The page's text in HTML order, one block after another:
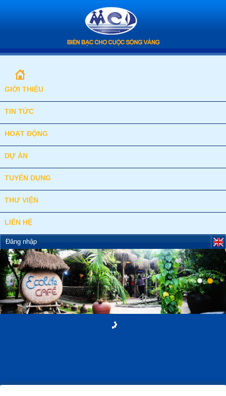
GIỚI THIỆU
TIN TỨC
HOẠT ĐỘNG
DỰ ÁN
TUYỂN DỤNG
THƯ VIỆN
LIÊN HỆ
Đăng nhập